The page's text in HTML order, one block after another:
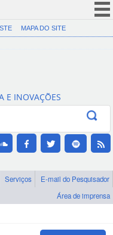
CORONAVÍRUS (COVID-19)
Canais
MAPA DO SITE
E INOVAÇÕES
Serviços
E-mail do Pesquisador
Área de imprensa